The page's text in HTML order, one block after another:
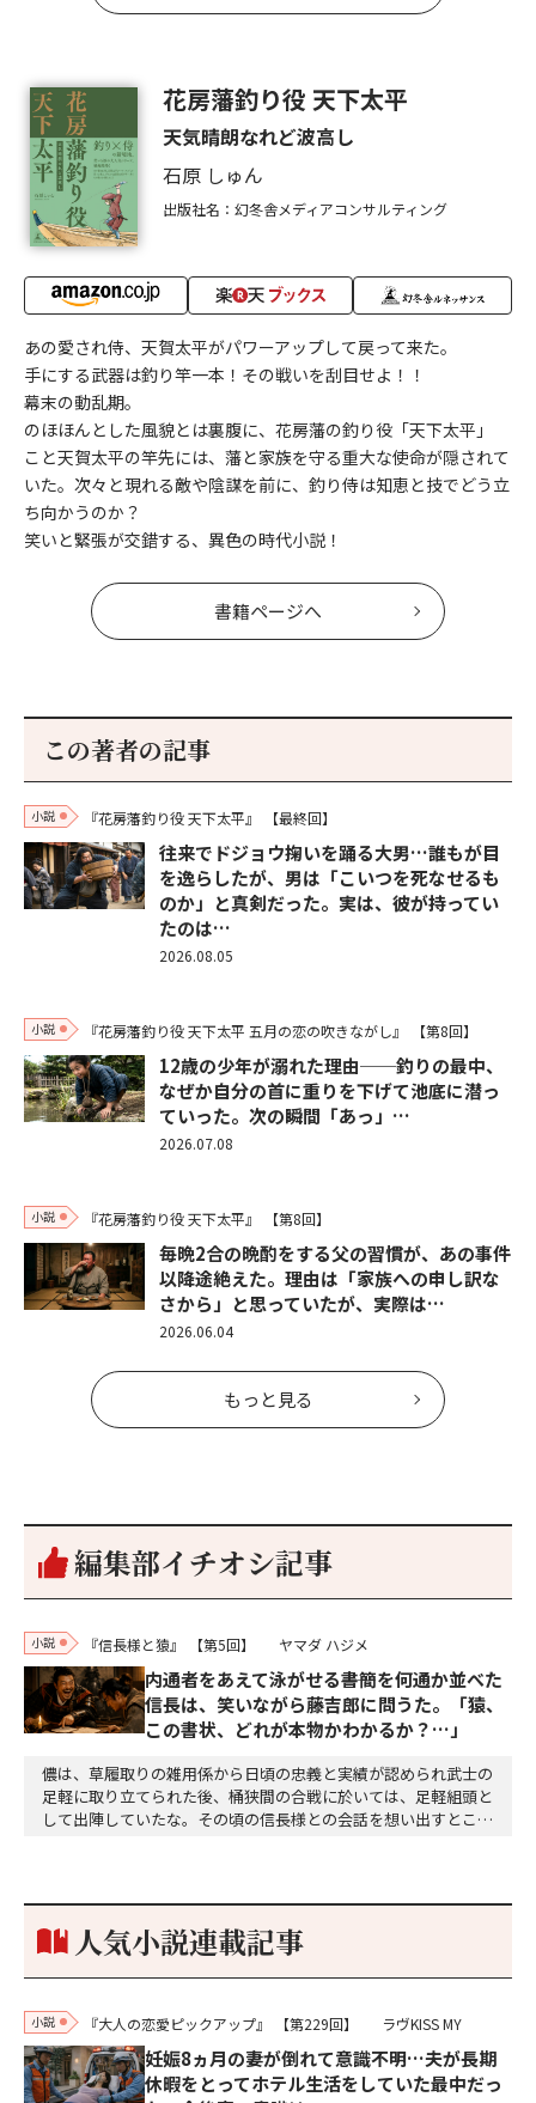
花房藩釣り役 天下太平
天気晴朗なれど波高し
石原 しゅん
出版社名：幻冬舎メディアコンサルティング
あの愛され侍、天賀太平がパワーアップして戻って来た。
手にする武器は釣り竿一本！その戦いを刮目せよ！！
幕末の動乱期。
のほほんとした風貌とは裏腹に、花房藩の釣り役「天下太平」
こと天賀太平の竿先には、藩と家族を守る重大な使命が隠されて
いた。次々と現れる敵や陰謀を前に、釣り侍は知恵と技でどう立
ち向かうのか？
笑いと緊張が交錯する、異色の時代小説！
書籍ページへ
この著者の記事
小説 『花房藩釣り役 天下太平』 【最終回】
往来でドジョウ掬いを踊る大男…誰もが目
を逸らしたが、男は「こいつを死なせるも
のか」と真剣だった。実は、彼が持ってい
たのは…
2026.08.05
小説 『花房藩釣り役 天下太平 五月の恋の吹きながし』 【第8回】
12歳の少年が溺れた理由──釣りの最中、
なぜか自分の首に重りを下げて池底に潜っ
ていった。次の瞬間「あっ」…
2026.07.08
小説 『花房藩釣り役 天下太平』 【第8回】
毎晩2合の晩酌をする父の習慣が、あの事件
以降途絶えた。理由は「家族への申し訳な
さから」と思っていたが、実際は…
2026.06.04
もっと見る
編集部イチオシ記事
小説 『信長様と猿』 【第5回】 ヤマダ ハジメ
内通者をあえて泳がせる――書簡を何通か並べた
信長は、笑いながら藤吉郎に問うた。「猿、
この書状、どれが本物かわかるか？…」
儂は、草履取りの雑用係から日頃の忠義と実績が認められ武士の
足軽に取り立てられた後、桶狭間の合戦に於いては、足軽組頭と
して出陣していたな。その頃の信長様との会話を想い出すとこん
り。どうして勝てたのか、未だにわかりません。…
人気小説連載記事
小説 『大人の恋愛ピックアップ』 【第229回】 ラヴKISS MY
妊娠8ヵ月の妻が倒れて意識不明…夫が長期
休暇をとってホテル生活をしていた最中だっ